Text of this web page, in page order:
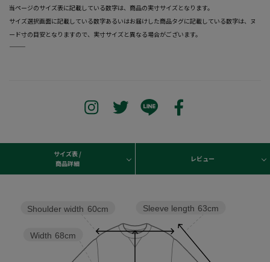
当ページのサイズ表に記載している数字は、商品の実寸サイズとなります。
サイズ選択画面に記載している数字あるいはお届けした商品タグに記載している数字は、ヌ
ード寸の目安となりますので、実寸サイズと異なる場合がございます。
―――――――――――――――――――――――
サイズ表 /
商品詳細
レビュー
Sleeve length 63cm
Width 68cm
Shoulder width 60cm